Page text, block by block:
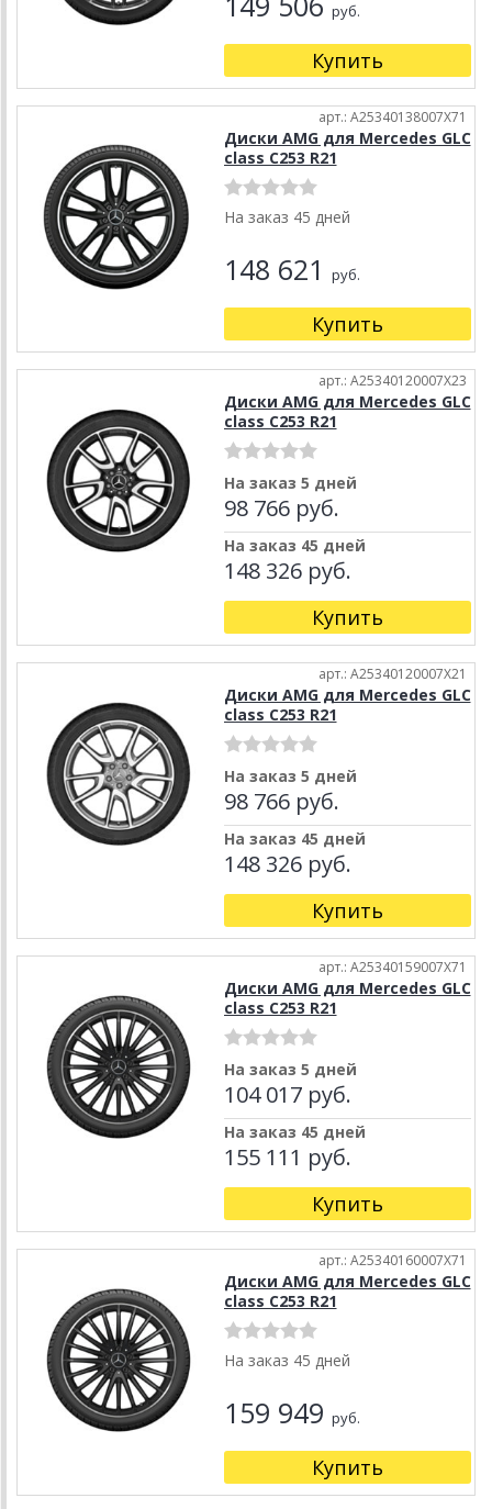
руб.
Купить
арт.: A25340138007X71
Диски AMG для Mercedes GLC
class C253 R21
На заказ 45 дней
148 621 руб.
Купить
арт.: A25340120007X23
Диски AMG для Mercedes GLC
class C253 R21
На заказ 5 дней
98 766 руб.
На заказ 45 дней
148 326 руб.
Купить
арт.: A25340120007X21
Диски AMG для Mercedes GLC
class C253 R21
На заказ 5 дней
98 766 руб.
На заказ 45 дней
148 326 руб.
Купить
арт.: A25340159007X71
Диски AMG для Mercedes GLC
class C253 R21
На заказ 5 дней
104 017 руб.
На заказ 45 дней
155 111 руб.
Купить
арт.: A25340160007X71
Диски AMG для Mercedes GLC
class C253 R21
На заказ 45 дней
159 949 руб.
Купить